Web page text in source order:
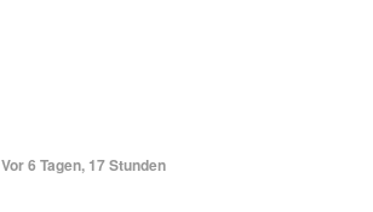
Vor 6 Tagen, 17 Stunden